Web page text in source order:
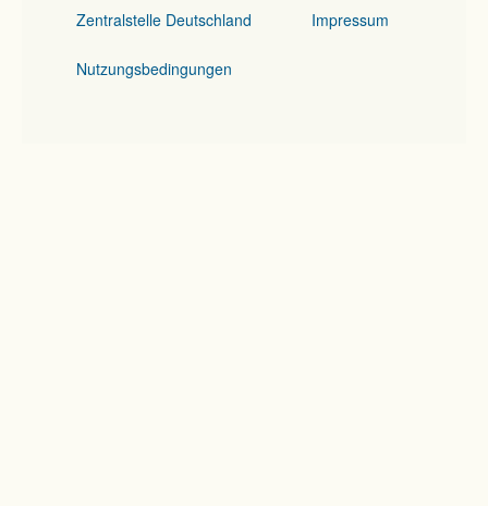
Zentralstelle Deutschland Impressum
Nutzungsbedingungen